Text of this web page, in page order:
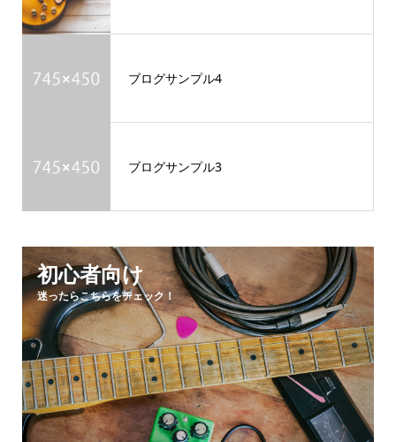
ブログサンプル4
ブログサンプル3
初心者向け
迷ったらこちらをチェック！